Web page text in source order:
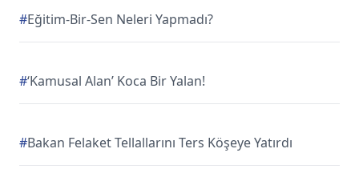
#Eğitim-Bir-Sen Neleri Yapmadı?
#‘Kamusal Alan’ Koca Bir Yalan!
#Bakan Felaket Tellallarını Ters Köşeye Yatırdı